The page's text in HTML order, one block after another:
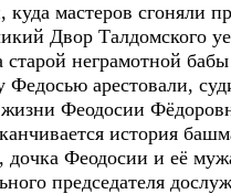
куда мастеров сгоняли
Двор Талдомского
старой неграмотной
Федосью арестовали,
Феодосии
история
дочка Феодосии и её
председателя